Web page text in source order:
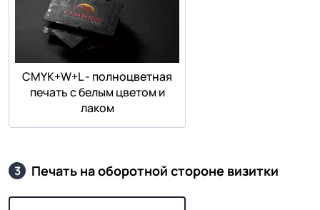
СMYK+W+L - полноцветная
печать с белым цветом и
лаком
3 Печать на оборотной стороне визитки